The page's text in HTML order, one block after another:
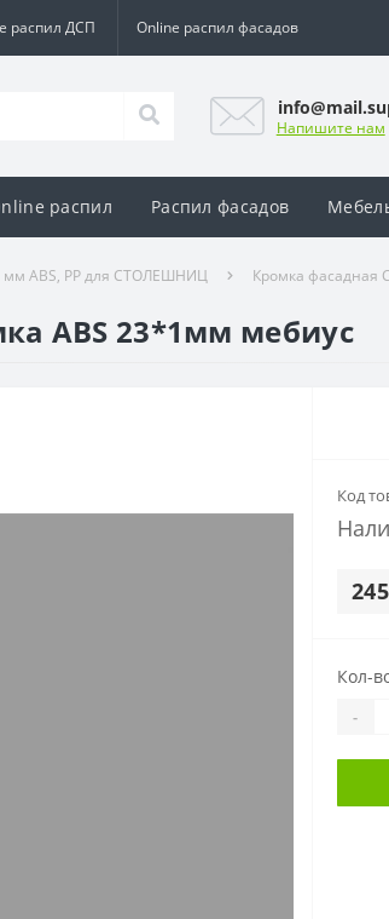
распил ДСП Online распил фасадов
Напишите нам
распил Распил фасадов
мм ABS, PP для СТОЛЕШНИЦ Кромка фасадная
ABS 23*1мм мебиус
Код
Кол-
-